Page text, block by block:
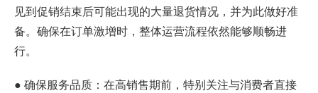
见到促销结束后可能出现的大量退货情况，并为此做好准
备。确保在订单激增时，整体运营流程依然能够顺畅进
行。
● 确保服务品质：在高销售期前，特别关注与消费者直接